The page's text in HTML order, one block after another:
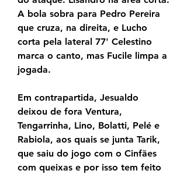
A bola sobra para Pedro Pereira
que cruza, na direita, e Lucho
corta pela lateral 77' Celestino
marca o canto, mas Fucile limpa a
jogada.
Em contrapartida, Jesualdo
deixou de fora Ventura,
Tengarrinha, Lino, Bolatti, Pelé e
Rabiola, aos quais se junta Tarik,
que saiu do jogo com o Cinfães
com queixas e por isso tem feito